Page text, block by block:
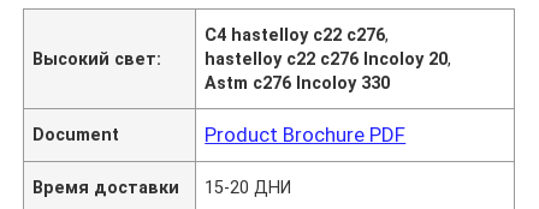
Высокий свет:
C4 hastelloy c22 c276,
hastelloy c22 c276 Incoloy 20,
Astm c276 Incoloy 330
Document Product Brochure PDF
Время доставки 15-20 ДНИ